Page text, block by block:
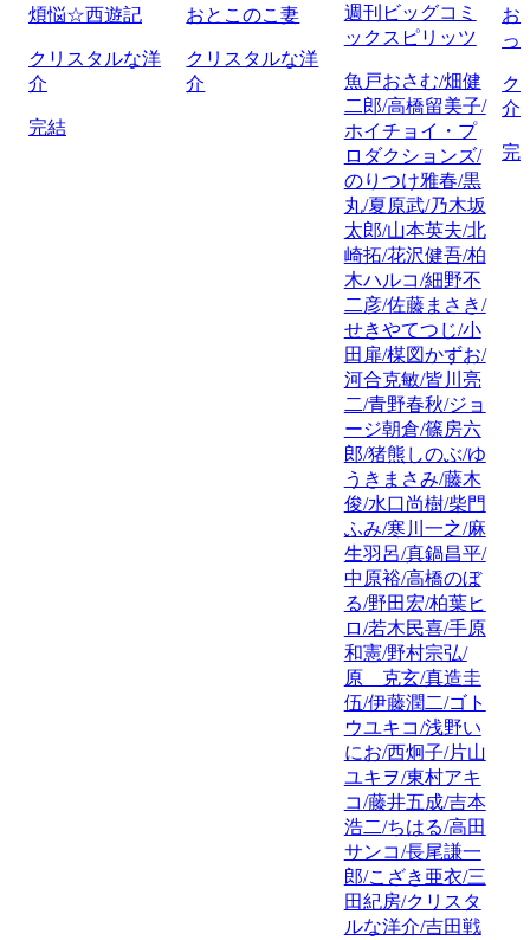
煩悩☆西遊記
クリスタルな洋
介
完結
おとこのこ妻
クリスタルな洋
介
週刊ビッグコミ
ックスピリッツ
魚戸おさむ/畑健
二郎/高橋留美子/
ホイチョイ・プ
ロダクションズ/
のりつけ雅春/黒
丸/夏原武/乃木坂
太郎/山本英夫/北
崎拓/花沢健吾/柏
木ハルコ/細野不
二彦/佐藤まさき/
せきやてつじ/小
田扉/楳図かずお/
河合克敏/皆川亮
二/青野春秋/ジョ
ージ朝倉/篠房六
郎/猪熊しのぶ/ゆ
うきまさみ/藤木
俊/水口尚樹/柴門
ふみ/寒川一之/麻
生羽呂/真鍋昌平/
中原裕/高橋のぼ
る/野田宏/柏葉ヒ
ロ/若木民喜/手原
和憲/野村宗弘/
原 克玄/真造圭
伍/伊藤潤二/ゴト
ウユキコ/浅野い
にお/西炯子/片山
ユキヲ/東村アキ
コ/藤井五成/吉本
浩二/ちはる/高田
サンコ/長尾謙一
郎/こざき亜衣/三
田紀房/クリスタ
ルな洋介/吉田戦
お
っ
ク
介
完